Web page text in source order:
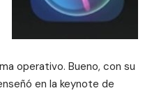
operativo. Bueno, con su
en la keynote de